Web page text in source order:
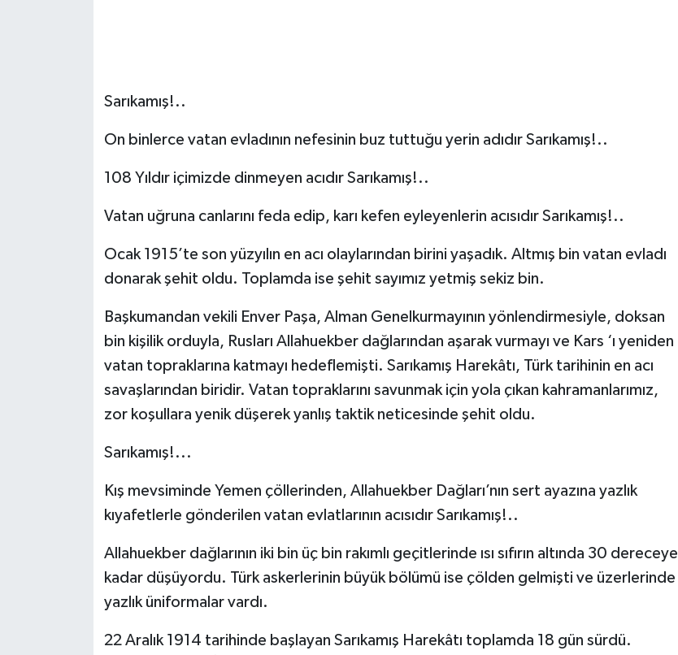
Sarıkamış!..
On binlerce vatan evladının nefesinin buz tuttuğu yerin adıdır Sarıkamış!..
108 Yıldır içimizde dinmeyen acıdır Sarıkamış!..
Vatan uğruna canlarını feda edip, karı kefen eyleyenlerin acısıdır Sarıkamış!..
Ocak 1915’te son yüzyılın en acı olaylarından birini yaşadık. Altmış bin vatan evladı
donarak şehit oldu. Toplamda ise şehit sayımız yetmiş sekiz bin.
Başkumandan vekili Enver Paşa, Alman Genelkurmayının yönlendirmesiyle, doksan
bin kişilik orduyla, Rusları Allahuekber dağlarından aşarak vurmayı ve Kars ‘ı yeniden
vatan topraklarına katmayı hedeflemişti. Sarıkamış Harekâtı, Türk tarihinin en acı
savaşlarından biridir. Vatan topraklarını savunmak için yola çıkan kahramanlarımız,
zor koşullara yenik düşerek yanlış taktik neticesinde şehit oldu.
Sarıkamış!...
Kış mevsiminde Yemen çöllerinden, Allahuekber Dağları’nın sert ayazına yazlık
kıyafetlerle gönderilen vatan evlatlarının acısıdır Sarıkamış!..
Allahuekber dağlarının iki bin üç bin rakımlı geçitlerinde ısı sıfırın altında 30 dereceye
kadar düşüyordu. Türk askerlerinin büyük bölümü ise çölden gelmişti ve üzerlerinde
yazlık üniformalar vardı.
22 Aralık 1914 tarihinde başlayan Sarıkamış Harekâtı toplamda 18 gün sürdü.